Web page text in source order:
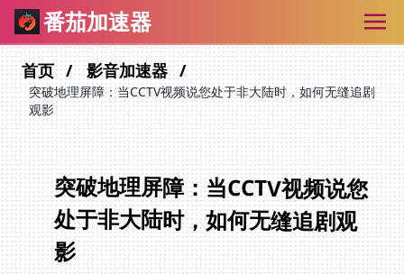
番茄加速器
首页 影音加速器
突破地理屏障：当CCTV视频说您处于非大陆时，如何无缝追剧
观影
突破地理屏障：当CCTV视频说您
处于非大陆时，如何无缝追剧观
影